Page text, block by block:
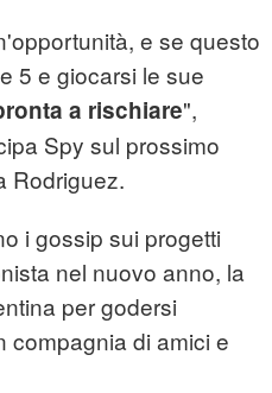
e se questo
5 e giocarsi le sue
a rischiare",
Spy sul prossimo
Rodriguez.
i gossip sui progetti
nel nuovo anno, la
per godersi
compagnia di amici e